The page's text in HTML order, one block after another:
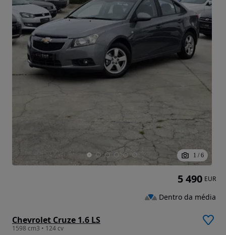
1 / 6
Chevrolet Cruze 1.6 LS
1598 cm3 • 124 cv
5 490 EUR
Dentro da média